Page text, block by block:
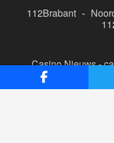
112Brabant -
Casino Nieuws-
buitenlandse site